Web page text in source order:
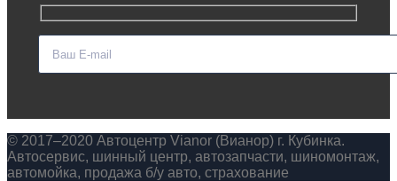
© 2017–2020 Автоцентр Vianor (Вианор) г. Кубинка.
Автосервис, шинный центр, автозапчасти, шиномонтаж,
автомойка, продажа б/у авто, страхование